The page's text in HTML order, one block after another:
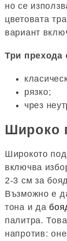
но се
цветовата
вариант
Три прехода
рязко;
чрез
Широко
Широкото
включва
2-3 см за
Възможно е
тона и да
палитра.
напротив: